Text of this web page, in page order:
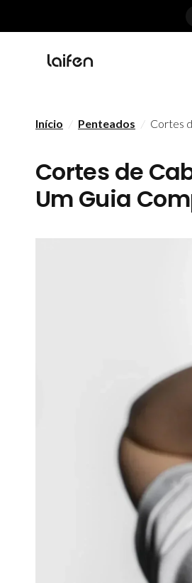
Início / Penteados / Cortes
Cortes de
Um Guia